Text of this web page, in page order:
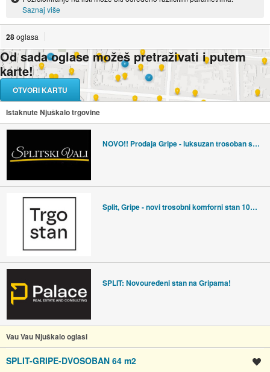
Saznaj više
28oglasa
Od sada oglase možeš pretraživati i putem
karte!
OTVORI KARTU
Istaknute Njuškalo trgovine
NOVO!! Prodaja Gripe - luksuzan trosoban stan, garaža
Split, Gripe - novi trosobni komforni stan 106 m2 s 2 velike lođe
SPLIT: Novouređeni stan na Gripama!
Vau Vau Njuškalo oglasi
SPLIT-GRIPE-DVOSOBAN 64 m2